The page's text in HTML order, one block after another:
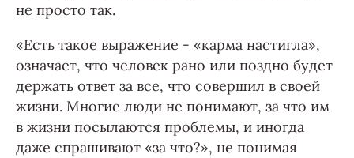
не просто так.
«Есть такое выражение - «карма настигла»,
означает, что человек рано или поздно будет
держать ответ за все, что совершил в своей
жизни. Многие люди не понимают, за что им
в жизни посылаются проблемы, и иногда
даже спрашивают «за что?», не понимая